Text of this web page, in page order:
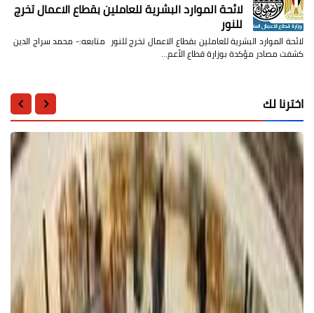
لائحة الموارد البشرية للعاملين بقطاع الاعمال تخرج
للنور
لائحة الموارد البشرية للعاملين بقطاع الاعمال تخرج للنور متابعه:- محمد سراج الدين
كشفت مصادر مؤكدة بوزارة قطاع الأعم…
اخترنا لك